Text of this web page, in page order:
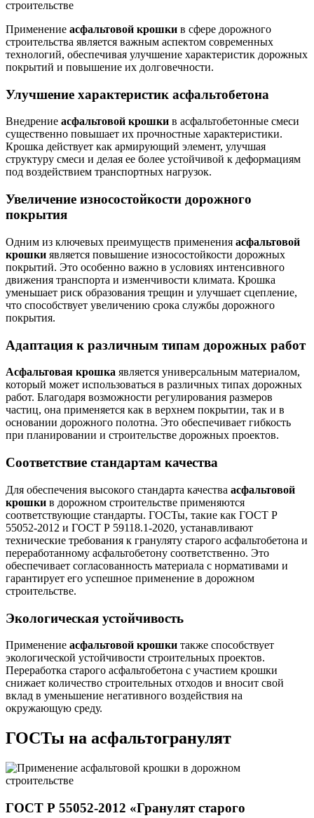
Применение асфальтовой крошки в сфере дорожного
строительства является важным аспектом современных
технологий, обеспечивая улучшение характеристик дорожных
покрытий и повышение их долговечности.
Улучшение характеристик асфальтобетона
Внедрение асфальтовой крошки в асфальтобетонные смеси
существенно повышает их прочностные характеристики.
Крошка действует как армирующий элемент, улучшая
структуру смеси и делая ее более устойчивой к деформациям
под воздействием транспортных нагрузок.
Увеличение износостойкости дорожного
покрытия
Одним из ключевых преимуществ применения асфальтовой
крошки является повышение износостойкости дорожных
покрытий. Это особенно важно в условиях интенсивного
движения транспорта и изменчивости климата. Крошка
уменьшает риск образования трещин и улучшает сцепление,
что способствует увеличению срока службы дорожного
покрытия.
Адаптация к различным типам дорожных работ
Асфальтовая крошка является универсальным материалом,
который может использоваться в различных типах дорожных
работ. Благодаря возможности регулирования размеров
частиц, она применяется как в верхнем покрытии, так и в
основании дорожного полотна. Это обеспечивает гибкость
при планировании и строительстве дорожных проектов.
Соответствие стандартам качества
Для обеспечения высокого стандарта качества асфальтовой
крошки в дорожном строительстве применяются
соответствующие стандарты. ГОСТы, такие как ГОСТ Р
55052-2012 и ГОСТ Р 59118.1-2020, устанавливают
технические требования к грануляту старого асфальтобетона и
переработанному асфальтобетону соответственно. Это
обеспечивает согласованность материала с нормативами и
гарантирует его успешное применение в дорожном
строительстве.
Экологическая устойчивость
Применение асфальтовой крошки также способствует
экологической устойчивости строительных проектов.
Переработка старого асфальтобетона с участием крошки
снижает количество строительных отходов и вносит свой
вклад в уменьшение негативного воздействия на
окружающую среду.
ГОСТы на асфальтогранулят
ГОСТ Р 55052-2012 «Гранулят старого